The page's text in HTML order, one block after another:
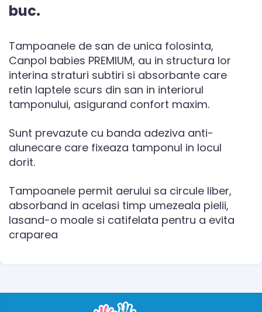
buc.
Tampoanele de san de unica folosinta,
Canpol babies PREMIUM, au in structura lor
interina straturi subtiri si absorbante care
retin laptele scurs din san in interiorul
tamponului, asigurand confort maxim.
Sunt prevazute cu banda adeziva anti-
alunecare care fixeaza tamponul in locul
dorit.
Tampoanele permit aerului sa circule liber,
absorband in acelasi timp umezeala pielii,
lasand-o moale si catifelata pentru a evita
craparea